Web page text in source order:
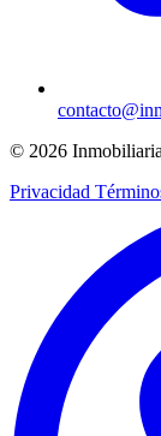
© 2026
Privacidad